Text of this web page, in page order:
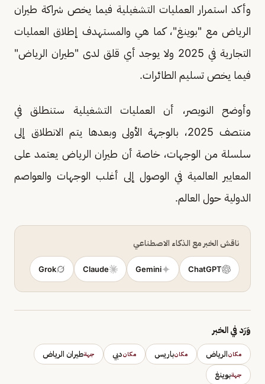
وأكد استمرار العمليات التشغيلية فيما يخص شراكة طيران
الرياض مع "بوينغ"، كما هي والمستهدف إطلاق العمليات
التجارية في 2025 ولا يوجد أي قلق لدى "طيران الرياض"
فيما يخص تسليم الطائرات.
وأوضح النويصر، أن العمليات التشغيلية ستنطلق في
منتصف 2025، بالوجهة الأولى وبعدها يتم الانطلاق إلى
سلسلة من الوجهات، خاصة أن طيران الرياض يعتمد على
المعايير العالمية في الوصول إلى أغلب الوجهات والعواصم
الدولية حول العالم.
ناقش الخبر مع الذكاء الاصطناعي
ChatGPT
Gemini
Claude
Grok
وَرَد في الخبر
مكانالرياض مكانباريس مكاندبي جهةطيران الرياض
جهةبوينغ